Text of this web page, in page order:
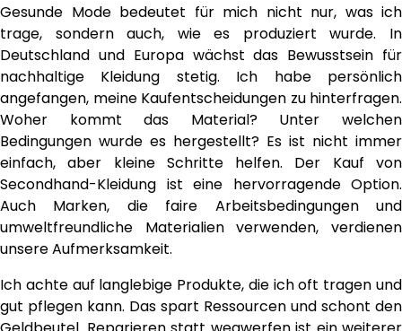
Gesunde Mode bedeutet für mich nicht nur, was ich
trage, sondern auch, wie es produziert wurde. In
Deutschland und Europa wächst das Bewusstsein für
nachhaltige Kleidung stetig. Ich habe persönlich
angefangen, meine Kaufentscheidungen zu hinterfragen.
Woher kommt das Material? Unter welchen
Bedingungen wurde es hergestellt? Es ist nicht immer
einfach, aber kleine Schritte helfen. Der Kauf von
Secondhand-Kleidung ist eine hervorragende Option.
Auch Marken, die faire Arbeitsbedingungen und
umweltfreundliche Materialien verwenden, verdienen
unsere Aufmerksamkeit.
Ich achte auf langlebige Produkte, die ich oft tragen und
gut pflegen kann. Das spart Ressourcen und schont den